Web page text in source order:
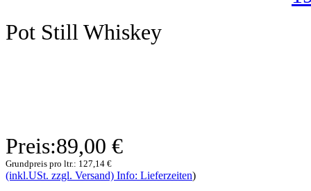
Pot Still Whiskey
Preis:89,00 €
Grundpreis pro ltr.: 127,14 €
(inkl.USt. zzgl. Versand) Info: Lieferzeiten)